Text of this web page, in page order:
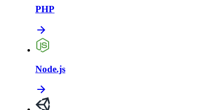
PHP
Node.js